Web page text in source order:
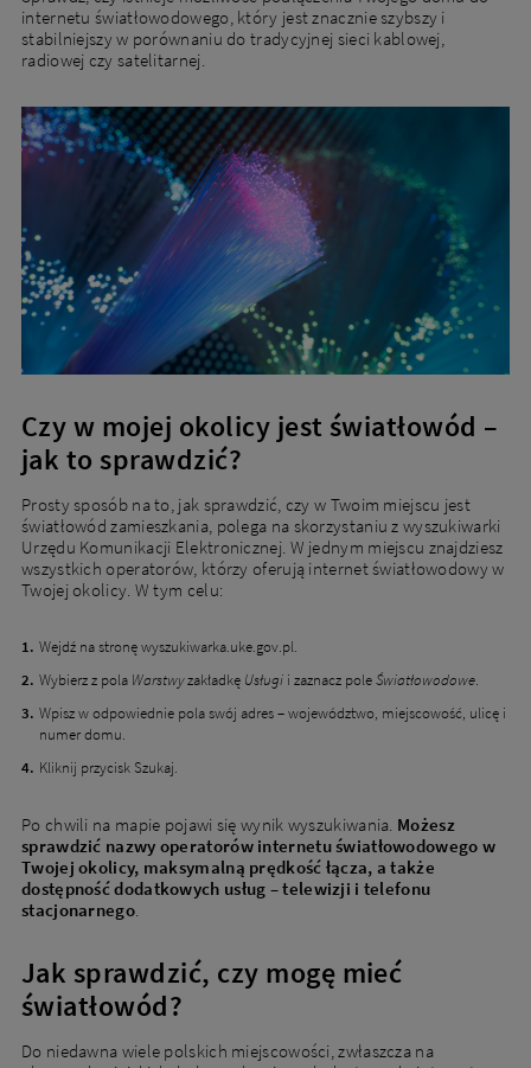
internetu światłowodowego, który jest znacznie szybszy i
stabilniejszy w porównaniu do tradycyjnej sieci kablowej,
radiowej czy satelitarnej.
Czy w mojej okolicy jest światłowód –
jak to sprawdzić?
Prosty sposób na to, jak sprawdzić, czy w Twoim miejscu jest
światłowód zamieszkania, polega na skorzystaniu z wyszukiwarki
Urzędu Komunikacji Elektronicznej. W jednym miejscu znajdziesz
wszystkich operatorów, którzy oferują internet światłowodowy w
Twojej okolicy. W tym celu:
Wejdź na stronę wyszukiwarka.uke.gov.pl.
Wybierz z pola Warstwyzakładkę Usługi i zaznacz poleŚwiatłowodowe.
Wpisz w odpowiednie pola swój adres – województwo, miejscowość, ulicę i
numer domu.
Kliknij przycisk Szukaj.
Po chwili na mapie pojawi się wynik wyszukiwania. Możesz
sprawdzić nazwy operatorów internetu światłowodowego w
Twojej okolicy, maksymalną prędkość łącza, a także
dostępność dodatkowych usług – telewizji i telefonu
stacjonarnego.
Jak sprawdzić, czy mogę mieć
światłowód?
Do niedawna wiele polskich miejscowości, zwłaszcza na